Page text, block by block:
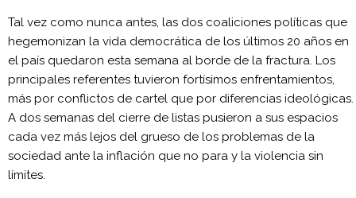
Tal vez como nunca antes, las dos coaliciones políticas que
hegemonizan la vida democrática de los últimos 20 años en
el país quedaron esta semana al borde de la fractura. Los
principales referentes tuvieron fortísimos enfrentamientos,
más por conflictos de cartel que por diferencias ideológicas.
A dos semanas del cierre de listas pusieron a sus espacios
cada vez más lejos del grueso de los problemas de la
sociedad ante la inflación que no para y la violencia sin
límites.